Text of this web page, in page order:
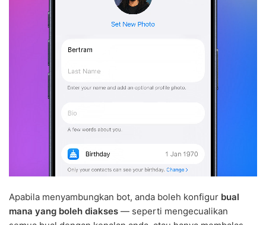
Apabila menyambungkan bot, anda boleh konfigur bual
mana yang boleh diakses — seperti mengecualikan